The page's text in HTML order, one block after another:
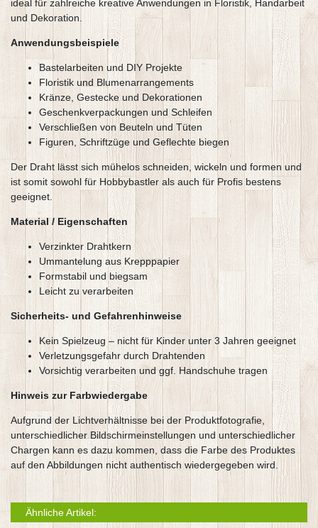
ideal für zahlreiche kreative Anwendungen in Floristik, Handarbeit
und Dekoration.
Anwendungsbeispiele
Bastelarbeiten und DIY Projekte
Floristik und Blumenarrangements
Kränze, Gestecke und Dekorationen
Geschenkverpackungen und Schleifen
Verschließen von Beuteln und Tüten
Figuren, Schriftzüge und Geflechte biegen
Der Draht lässt sich mühelos schneiden, wickeln und formen und
ist somit sowohl für Hobbybastler als auch für Profis bestens
geeignet.
Material / Eigenschaften
Verzinkter Drahtkern
Ummantelung aus Krepppapier
Formstabil und biegsam
Leicht zu verarbeiten
Sicherheits- und Gefahrenhinweise
Kein Spielzeug – nicht für Kinder unter 3 Jahren geeignet
Verletzungsgefahr durch Drahtenden
Vorsichtig verarbeiten und ggf. Handschuhe tragen
Hinweis zur Farbwiedergabe
Aufgrund der Lichtverhältnisse bei der Produktfotografie,
unterschiedlicher Bildschirmeinstellungen und unterschiedlicher
Chargen kann es dazu kommen, dass die Farbe des Produktes
auf den Abbildungen nicht authentisch wiedergegeben wird.
Ähnliche Artikel: